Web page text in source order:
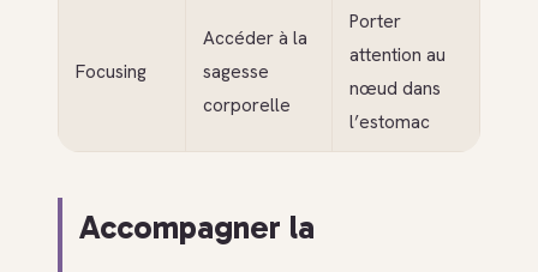
Focusing
Accéder à la
sagesse
corporelle
Porter
attention au
nœud dans
l’estomac
Accompagner la